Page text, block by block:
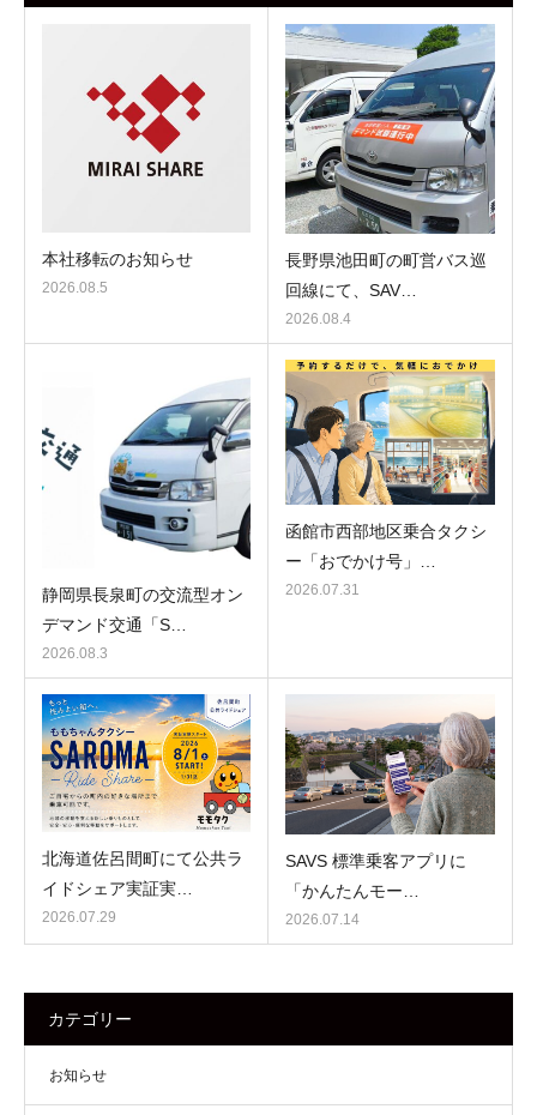
本社移転のお知らせ
2026.08.5
長野県池田町の町営バス巡
回線にて、SAV…
2026.08.4
静岡県長泉町の交流型オン
デマンド交通「S…
2026.08.3
函館市西部地区乗合タクシ
ー「おでかけ号」…
2026.07.31
北海道佐呂間町にて公共ラ
イドシェア実証実…
2026.07.29
SAVS 標準乗客アプリに
「かんたんモー…
2026.07.14
カテゴリー
お知らせ